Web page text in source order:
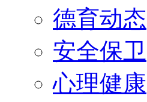
德育动态
安全保卫
心理健康